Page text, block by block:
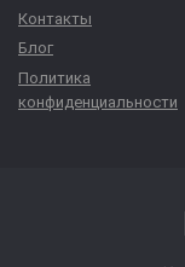
Контакты
Блог
Политика
конфиденциальности